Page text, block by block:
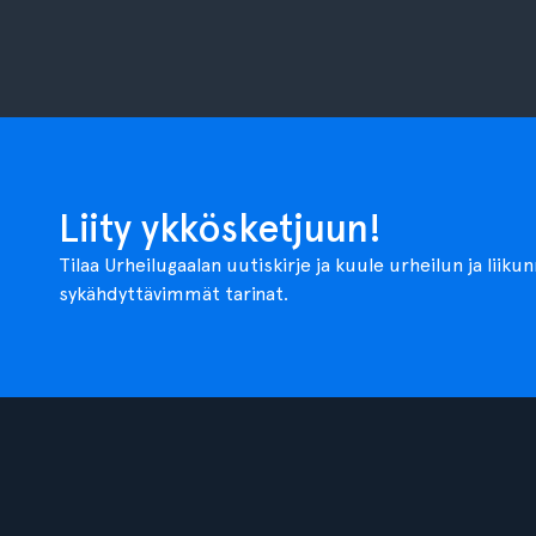
Liity ykkösketjuun!
Tilaa Urheilugaalan uutiskirje ja kuule urheilun ja
sykähdyttävimmät tarinat.